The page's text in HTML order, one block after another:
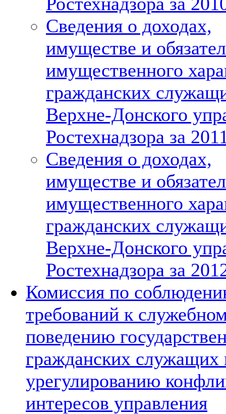
Сведения о доходах,
имуществе и
имущественного
гражданских
Верхне-Донского
Ростехнадзора за
Сведения о доходах,
имуществе и
имущественного
гражданских
Верхне-Донского
Ростехнадзора за
Комиссия по
требований к
поведению
гражданских служащих
урегулированию
интересов управления